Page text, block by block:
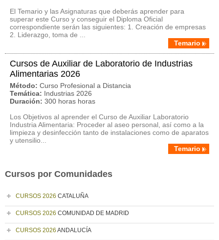
El Temario y las Asignaturas que deberás aprender para
superar este Curso y conseguir el Diploma Oficial
correspondiente serán las siguientes: 1. Creación de empresas
2. Liderazgo, toma de ...
Temario
Cursos de Auxiliar de Laboratorio de Industrias
Alimentarias 2026
Método: Curso Profesional a Distancia
Temática: Industrias 2026
Duración: 300 horas horas
Los Objetivos al aprender el Curso de Auxiliar Laboratorio
Industria Alimentaria: Proceder al aseo personal, así como a la
limpieza y desinfección tanto de instalaciones como de aparatos
y utensilio...
Temario
Cursos por Comunidades
CURSOS 2026 CATALUÑA
CURSOS 2026 COMUNIDAD DE MADRID
CURSOS 2026 ANDALUCÍA